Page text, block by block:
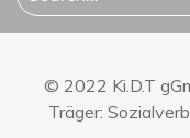
© 2022 Ki.D.T
Träger: